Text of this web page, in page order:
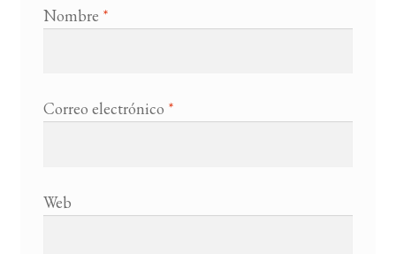
Nombre *
Correo electrónico *
Web